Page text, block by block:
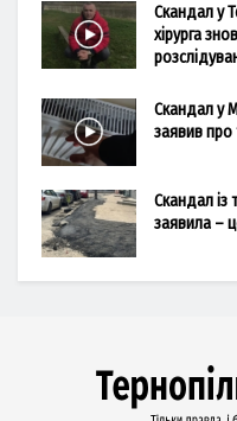
Скандал у
хірурга
Скандал у
заявив про
Скандал із
заявила –